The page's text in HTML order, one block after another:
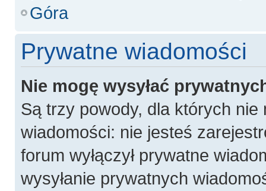
Góra
Prywatne wiadomości
Nie mogę wysyłać
Są trzy powody, dla których nie
wiadomości: nie jesteś
forum wyłączył prywatne
wysyłanie prywatnych